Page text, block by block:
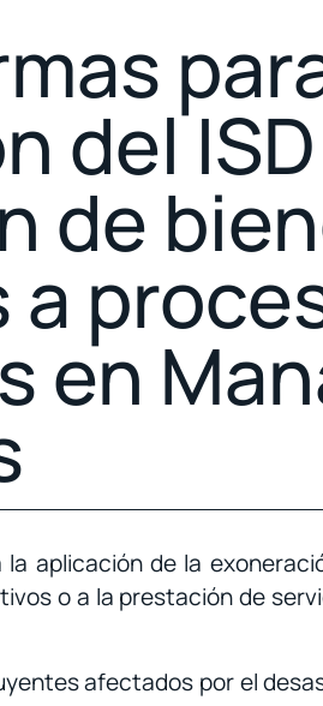
del
de
en
aplicación de la
o a la prestación de
afectados por el